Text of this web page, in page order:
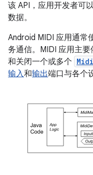
该 API，应用开发者可
数据。
Android MIDI 应用通常
务通信。MIDI 应用主要
和关闭一个或多个
输入和输出端口与各个